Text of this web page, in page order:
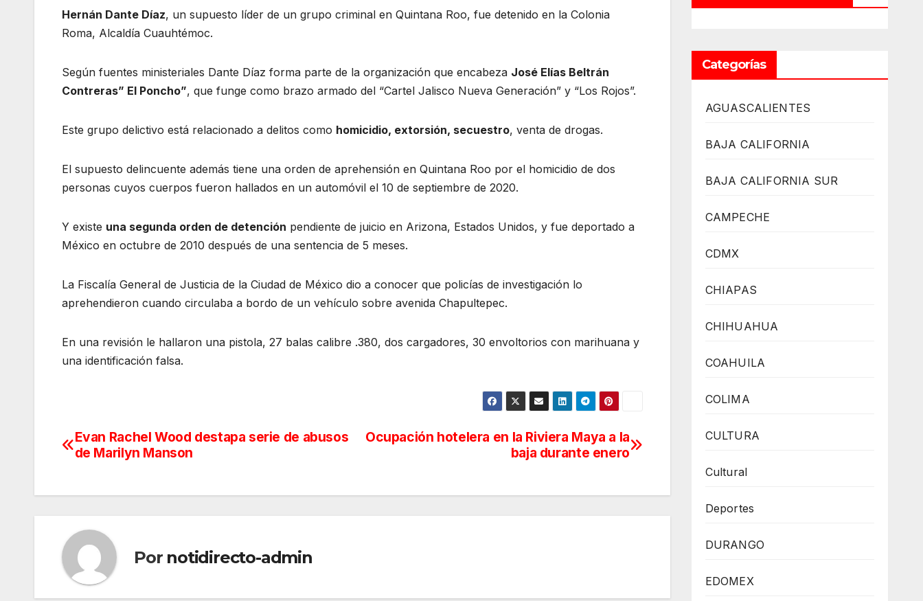
Hernán Dante Díaz, un supuesto líder de un grupo criminal en Quintana Roo, fue detenido en la Colonia
Roma, Alcaldía Cuauhtémoc.
Según fuentes ministeriales Dante Díaz forma parte de la organización que encabeza José Elías Beltrán
Contreras” El Poncho”, que funge como brazo armado del “Cartel Jalisco Nueva Generación” y “Los Rojos”.
Este grupo delictivo está relacionado a delitos como homicidio, extorsión, secuestro, venta de drogas.
El supuesto delincuente además tiene una orden de aprehensión en Quintana Roo por el homicidio de dos
personas cuyos cuerpos fueron hallados en un automóvil el 10 de septiembre de 2020.
Y existe una segunda orden de detención pendiente de juicio en Arizona, Estados Unidos, y fue deportado a
México en octubre de 2010 después de una sentencia de 5 meses.
La Fiscalía General de Justicia de la Ciudad de México dio a conocer que policías de investigación lo
aprehendieron cuando circulaba a bordo de un vehículo sobre avenida Chapultepec.
En una revisión le hallaron una pistola, 27 balas calibre .380, dos cargadores, 30 envoltorios con marihuana y
una identificación falsa.
Navegación
entradas
Ocupación hotelera en la Riviera Maya a la
baja durante enero
Evan Rachel Wood destapa serie de abusos
de Marilyn Manson
Por notidirecto-admin
Categorías
AGUASCALIENTES
BAJA CALIFORNIA
BAJA CALIFORNIA SUR
CAMPECHE
CDMX
CHIAPAS
CHIHUAHUA
COAHUILA
COLIMA
CULTURA
Cultural
Deportes
DURANGO
EDOMEX